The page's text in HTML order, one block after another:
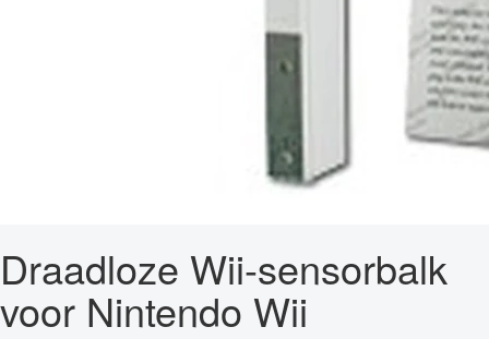
Draadloze Wii-sensorbalk
voor Nintendo Wii